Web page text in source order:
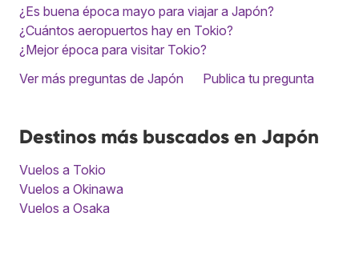
¿Es buena época mayo para viajar a Japón?
¿Cuántos aeropuertos hay en Tokio?
¿Mejor época para visitar Tokio?
Ver más preguntas de Japón
Publica tu pregunta
Destinos más buscados en Japón
Vuelos a Tokio
Vuelos a Okinawa
Vuelos a Osaka